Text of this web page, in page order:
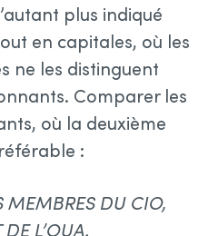
plus indiqué
en capitales, où les
ne les distinguent
Comparer les
où la deuxième
:
MEMBRES DU CIO,
DE L’OUA.